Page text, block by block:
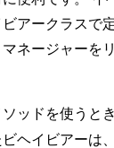
アークラスで
ネージャーを
ッドを使うと
ビヘイビアーは